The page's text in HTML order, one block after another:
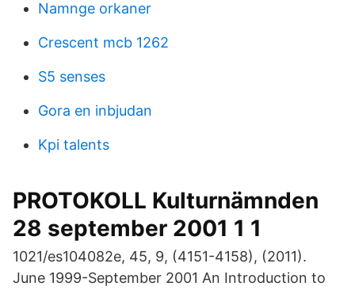
Namnge orkaner
Crescent mcb 1262
S5 senses
Gora en inbjudan
Kpi talents
PROTOKOLL Kulturnämnden
28 september 2001 1 1
1021/es104082e, 45, 9, (4151-4158), (2011).
June 1999-September 2001 An Introduction to